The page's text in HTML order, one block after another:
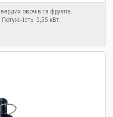
овочів та фруктів.
0,55 кВт.